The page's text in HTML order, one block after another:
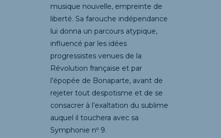
musique nouvelle, empreinte de
liberté. Sa farouche indépendance
lui donna un parcours atypique,
influencé par les idées
progressistes venues de la
Révolution française et par
l’épopée de Bonaparte, avant de
rejeter tout despotisme et de se
consacrer à l’exaltation du sublime
auquel il touchera avec sa
Symphonie nº 9.